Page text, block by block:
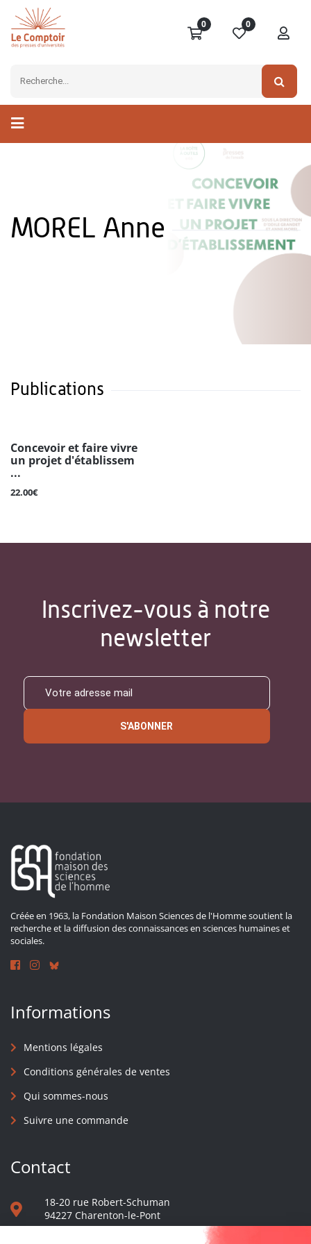
0 0
MOREL Anne
Publications
Concevoir et faire vivre
un projet d'établissem
...
22.00€
Inscrivez-vous à notre
newsletter
S'ABONNER
Créée en 1963, la Fondation Maison Sciences de l'Homme soutient la
recherche et la diffusion des connaissances en sciences humaines et
sociales.
Informations
Mentions légales
Conditions générales de ventes
Qui sommes-nous
Suivre une commande
Contact
18-20 rue Robert-Schuman
94227 Charenton-le-Pont